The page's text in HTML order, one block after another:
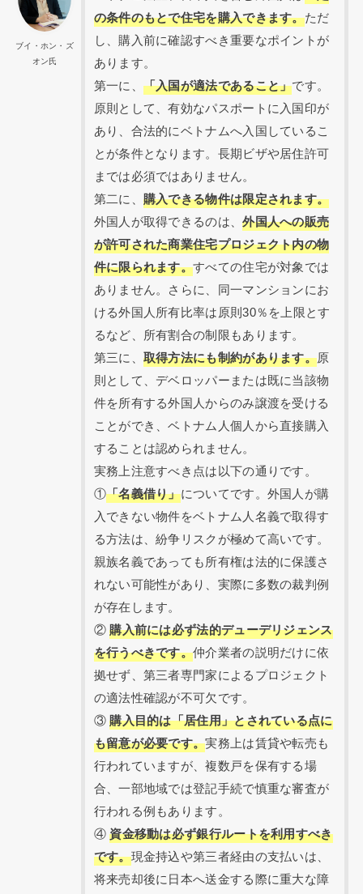
ブイ・ホン・ズ
オン氏
の条件のもとで住宅を購入できます。ただ
し、購入前に確認すべき重要なポイントが
あります。
第一に、 「入国が適法であること」です。
原則として、有効なパスポートに入国印が
あり、合法的にベトナムへ入国しているこ
とが条件となります。長期ビザや居住許可
までは必須ではありません。
第二に、 購入できる物件は限定されます。
外国人が取得できるのは、外国人への販売
が許可された商業住宅プロジェクト内の物
件に限られます。すべての住宅が対象では
ありません。さらに、同一マンションにお
ける外国人所有比率は原則30％を上限とす
るなど、所有割合の制限もあります。
第三に、 取得方法にも制約があります。原
則として、デベロッパーまたは既に当該物
件を所有する外国人からのみ譲渡を受ける
ことができ、ベトナム人個人から直接購入
することは認められません。
実務上注意すべき点は以下の通りです。
①「名義借り」についてです。外国人が購
入できない物件をベトナム人名義で取得す
る方法は、紛争リスクが極めて高いです。
親族名義であっても所有権は法的に保護さ
れない可能性があり、実際に多数の裁判例
が存在します。
②購入前には必ず法的デューデリジェンス
を行うべきです。仲介業者の説明だけに依
拠せず、第三者専門家によるプロジェクト
の適法性確認が不可欠です。
③購入目的は「居住用」とされている点に
も留意が必要です。実務上は賃貸や転売も
行われていますが、複数戸を保有する場
合、一部地域では登記手続で慎重な審査が
行われる例もあります。
④資金移動は必ず銀行ルートを利用すべき
です。現金持込や第三者経由の支払いは、
将来売却後に日本へ送金する際に重大な障